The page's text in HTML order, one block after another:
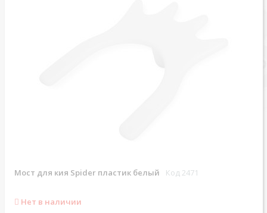
Мост для кия Spider пластик белый Код 2471
Нет в наличии